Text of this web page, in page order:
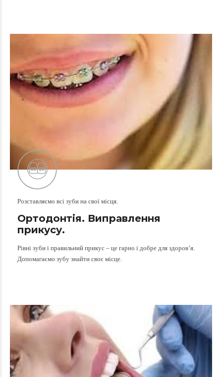
Розставляємо всі зуби на свої місця.
Ортодонтія. Виправлення
прикусу.
Рівні зуби і правильний прикус – це гарно і добре для здоров’я.
Допомагаємо зубу знайти своє місце.